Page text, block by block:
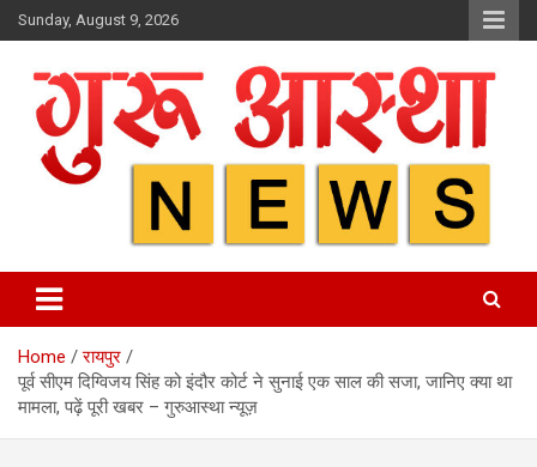
Skip
to
Sunday, August 9, 2026
Home
रायपुर
पूर्व सीएम दिग्विजय सिंह को इंदौर कोर्ट ने सुनाई एक साल की सजा, जानिए क्या था
मामला, पढ़ें पूरी खबर – गुरुआस्था न्यूज़